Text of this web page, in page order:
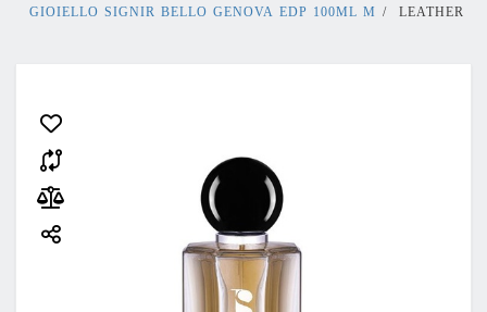
LEATHER
/
GIOIELLO SIGNIR BELLO GENOVA EDP 100ML M